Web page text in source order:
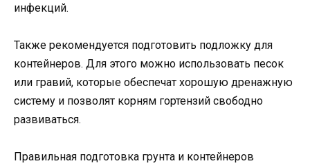
инфекций.
Также рекомендуется подготовить подложку для
контейнеров. Для этого можно использовать песок
или гравий, которые обеспечат хорошую дренажную
систему и позволят корням гортензий свободно
развиваться.
Правильная подготовка грунта и контейнеров